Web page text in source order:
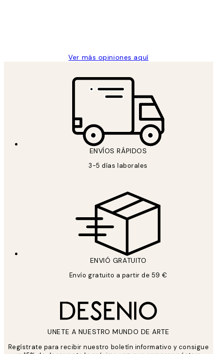
Ver más opiniones aquí
ENVÍOS RÁPIDOS
3-5 días laborales
ENVIÓ GRATUITO
Envío gratuito a partir de 59 €
UNETE A NUESTRO MUNDO DE ARTE
Regístrate para recibir nuestro boletín informativo y consigue